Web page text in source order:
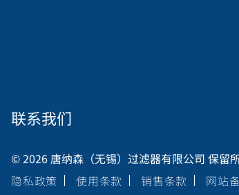
联系我们
© 2026 唐纳森（无锡）过滤器有限公司 保留
隐私政策
使用条款 销售条款 网站